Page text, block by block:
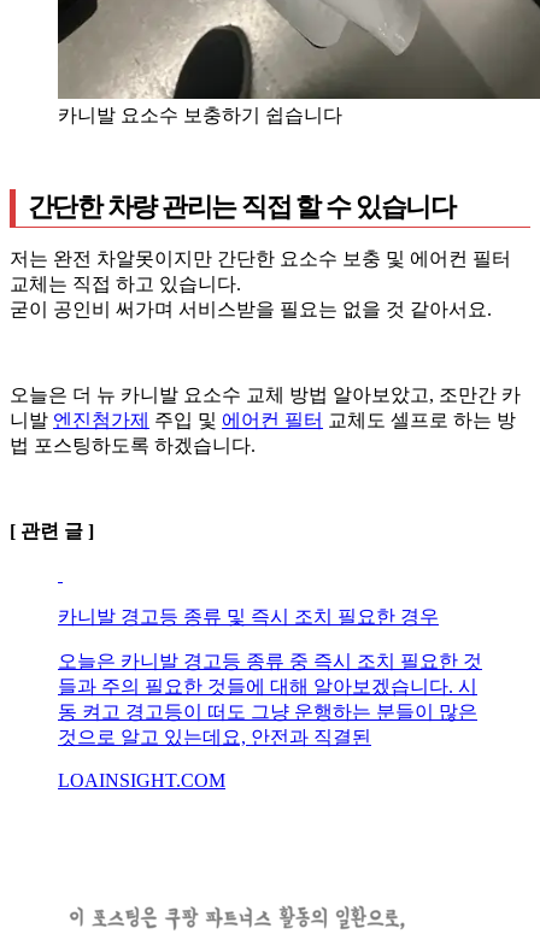
카니발 요소수 보충하기 쉽습니다
간단한 차량 관리는 직접 할 수 있습니다
저는 완전 차알못이지만 간단한 요소수 보충 및 에어컨 필터
교체는 직접 하고 있습니다.
굳이 공인비 써가며 서비스받을 필요는 없을 것 같아서요.
오늘은 더 뉴 카니발 요소수 교체 방법 알아보았고, 조만간 카
니발 엔진첨가제 주입 및 에어컨 필터 교체도 셀프로 하는 방
법 포스팅하도록 하겠습니다.
[ 관련 글 ]
카니발 경고등 종류 및 즉시 조치 필요한 경우
오늘은 카니발 경고등 종류 중 즉시 조치 필요한 것
들과 주의 필요한 것들에 대해 알아보겠습니다. 시
동 켜고 경고등이 떠도 그냥 운행하는 분들이 많은
것으로 알고 있는데요, 안전과 직결된
LOAINSIGHT.COM